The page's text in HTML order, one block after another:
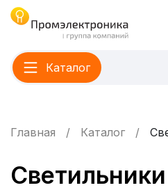
Каталог
Главная Каталог